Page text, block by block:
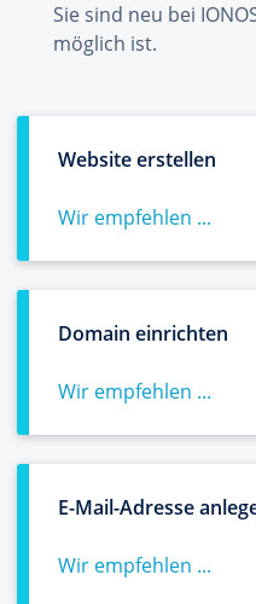
Sie sind neu bei
möglich ist.
Website erstellen
Wir empfehlen ...
Domain einrichten
Wir empfehlen ...
E-Mail-Adresse
Wir empfehlen ...